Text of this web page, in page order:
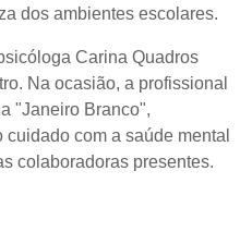
dos ambientes escolares.
Carina Quadros
Na ocasião, a profissional
"Janeiro Branco",
com a saúde mental
colaboradoras presentes.